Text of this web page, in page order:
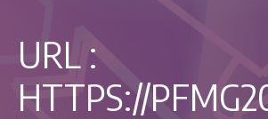
URL :
HTTPS://